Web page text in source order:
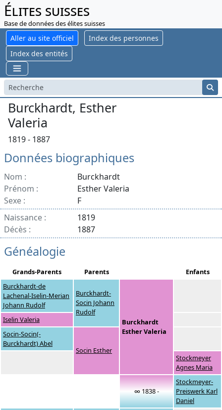
Élites suisses
Base de données des élites suisses
Aller au site officiel
Index des personnes
Index des entités
Burckhardt, Esther
Valeria
1819 - 1887
Données biographiques
Nom :
Burckhardt
Prénom :
Esther Valeria
Sexe :
F
Naissance :
1819
Décès :
1887
Généalogie
Grands-Parents Parents
Enfants
Burckhardt-de
Lachenal-Iselin-Merian
Johann Rudolf
Burckhardt-
Socin Johann
Rudolf
Burckhardt
Esther Valeria
Iselin Valeria
Socin-Socin(-
Burckhardt) Abel
Socin Esther
Stockmeyer
Agnes Maria
∞ 1838 -
Stockmeyer-
Preiswerk Karl
Daniel